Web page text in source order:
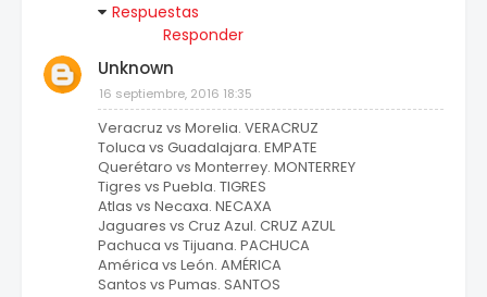
Respuestas
Responder
Unknown
16 septiembre, 2016 18:35
Veracruz vs Morelia. VERACRUZ
Toluca vs Guadalajara. EMPATE
Querétaro vs Monterrey. MONTERREY
Tigres vs Puebla. TIGRES
Atlas vs Necaxa. NECAXA
Jaguares vs Cruz Azul. CRUZ AZUL
Pachuca vs Tijuana. PACHUCA
América vs León. AMÉRICA
Santos vs Pumas. SANTOS